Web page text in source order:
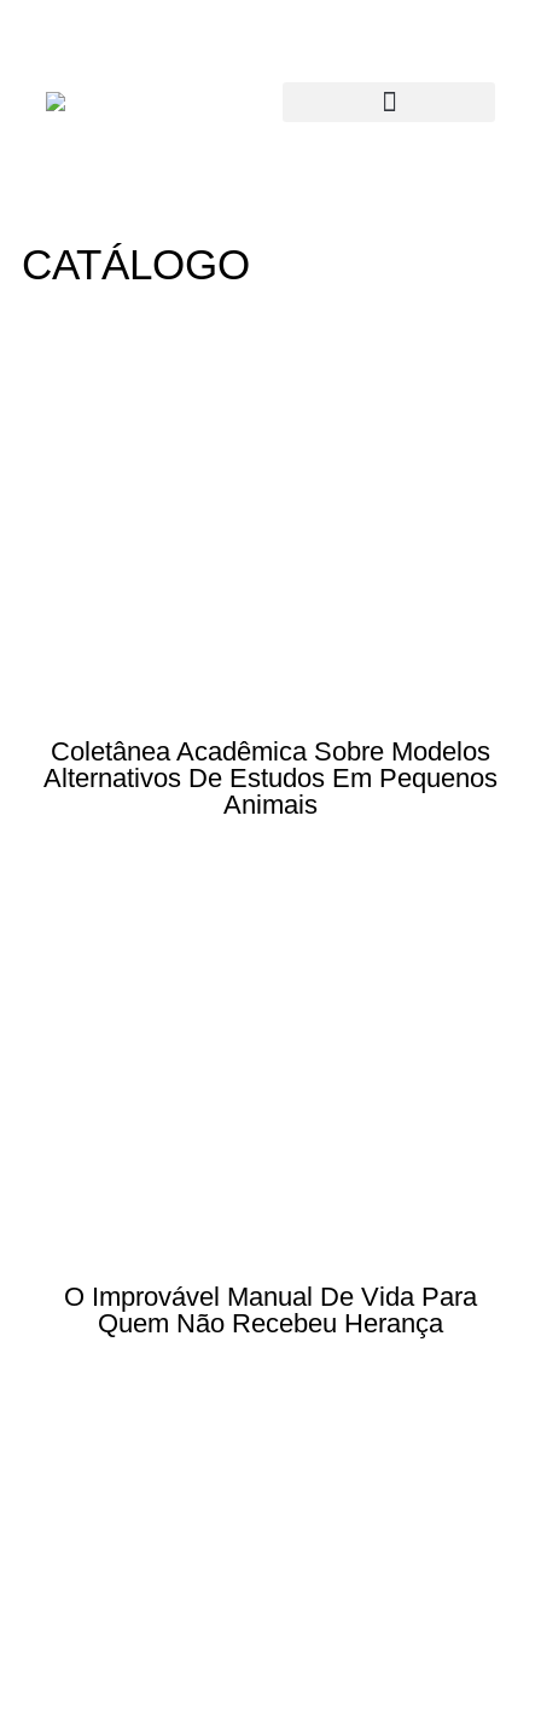
CATÁLOGO
Coletânea Acadêmica Sobre Modelos
Alternativos De Estudos Em Pequenos
Animais
O Improvável Manual De Vida Para
Quem Não Recebeu Herança